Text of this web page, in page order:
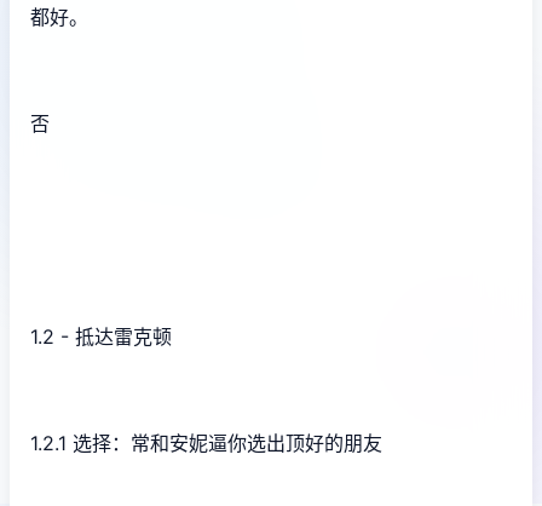
都好。
否
1.2 - 抵达雷克顿
1.2.1 选择：常和安妮逼你选出顶好的朋友